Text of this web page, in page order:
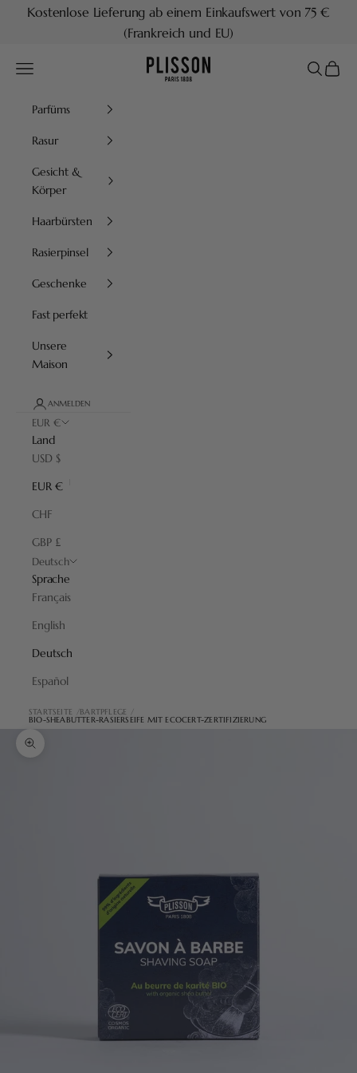
Zum Inhalt springen
Kostenlose Lieferung ab einem Einkaufswert von 75 €
(Frankreich und EU)
Plisson 1808
Menü Suchen
Parfüms
Rasur
Gesicht &
Körper
Haarbürsten
Rasierpinsel
Geschenke
Fast perfekt
Unsere
Maison
ANMELDEN
EUR €
Land
USD $
EUR €
CHF
GBP £
Deutsch
Sprache
Français
English
Deutsch
Español
STARTSEITE BARTPFLEGE
BIO-SHEABUTTER-RASIERSEIFE MIT ECOCERT-ZERTIFIZIERUNG
Bild vergrößern